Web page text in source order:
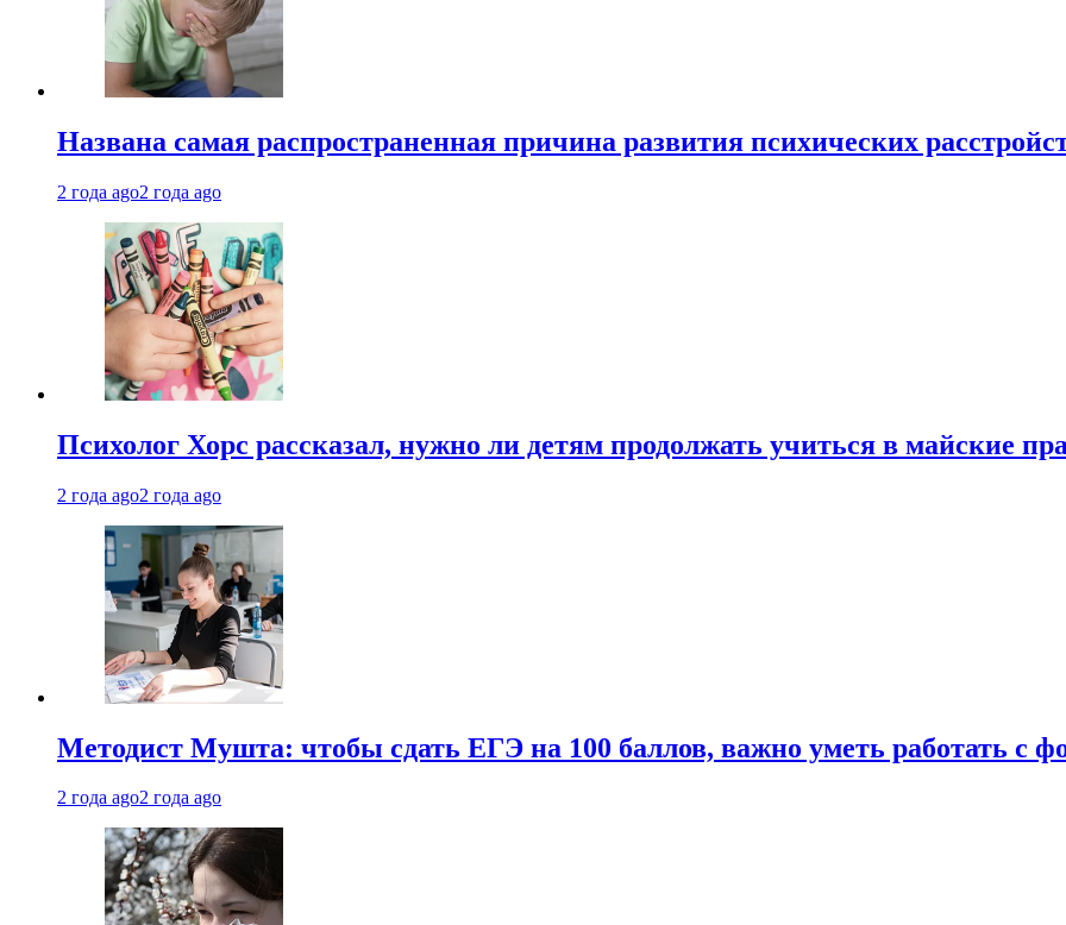
Названа самая распространенная причина развития психических
2 года ago2 года ago
Психолог Хорс рассказал, нужно ли детям продолжать учиться в майские
2 года ago2 года ago
Методист Мушта: чтобы сдать ЕГЭ на 100 баллов, важно уметь работать с
2 года ago2 года ago